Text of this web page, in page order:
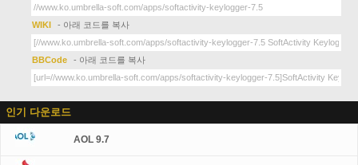
WIKI - 아래 코드를 복사
BBCode - 아래 코드를 복사
인기 다운로드
AOL 9.7